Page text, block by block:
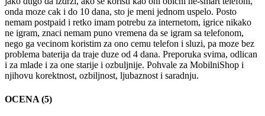
onda moze cak i do 10 dana, sto je meni jednom uspelo. Posto
nemam postpaid i retko imam potrebu za internetom, igrice nikako
ne igram, znaci nemam puno vremena da se igram sa telefonom,
nego ga vecinom koristim za ono cemu telefon i sluzi, pa moze bez
problema baterija da traje duze od 4 dana. Preporuka svima, odlican
i za mlade i za one starije i ozbuljnije. Pohvale za MobilniShop i
njihovu korektnost, ozbiljnost, ljubaznost i saradnju.
OCENA (5)